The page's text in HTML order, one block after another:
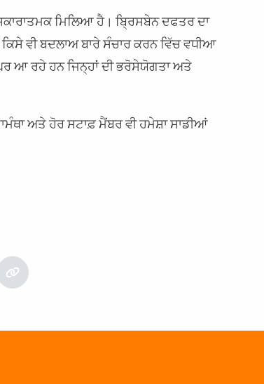
ਮਿਲਿਆ ਹੈ। ਬ੍ਰਿਸਬੇਨ ਦਫਤਰ ਦਾ
ਵੀ ਬਦਲਾਅ ਬਾਰੇ ਸੰਚਾਰ ਕਰਨ ਵਿੱਚ ਵਧੀਆ
ਆ ਰਹੇ ਹਨ ਜਿਨ੍ਹਾਂ ਦੀ ਭਰੋਸੇਯੋਗਤਾ ਅਤੇ
ਅਤੇ ਹੋਰ ਸਟਾਫ਼ ਮੈਂਬਰ ਵੀ ਹਮੇਸ਼ਾ ਸਾਡੀਆਂ